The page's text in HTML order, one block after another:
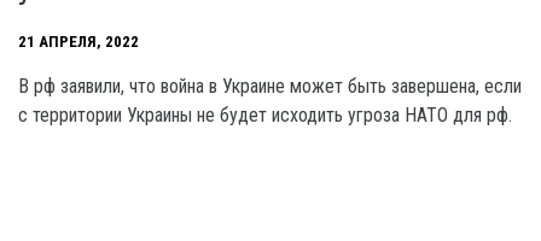
21 АПРЕЛЯ, 2022
В рф заявили, что война в Украине может быть завершена, если
с территории Украины не будет исходить угроза НАТО для рф.